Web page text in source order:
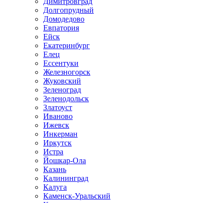
Долгопрудный
Домодедово
Евпатория
Ейск
Екатеринбург
Елец
Ессентуки
Железногорск
Жуковский
Зеленоград
Зеленодольск
Златоуст
Иваново
Ижевск
Инкерман
Иркутск
Истра
Йошкар-Ола
Казань
Калининград
Калуга
Каменск-Уральский